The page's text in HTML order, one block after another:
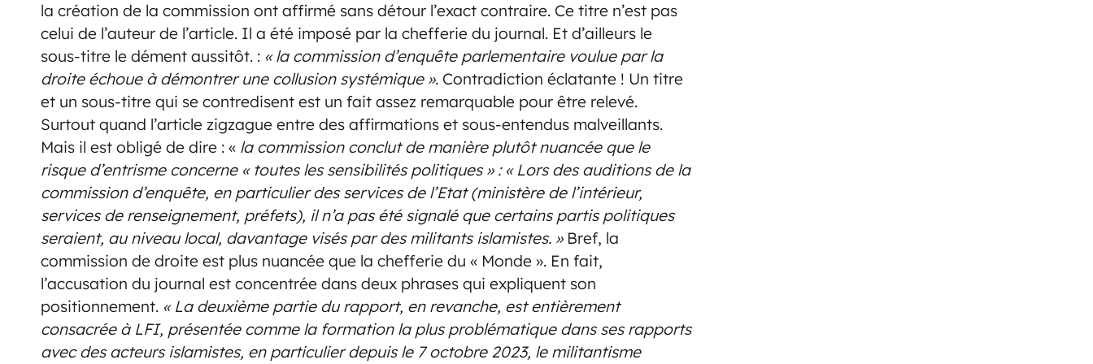
la création de la commission ont affirmé sans détour l’exact contraire. Ce titre n’est pas
celui de l’auteur de l’article. Il a été imposé par la chefferie du journal. Et d’ailleurs le
sous-titre le dément aussitôt. : « la commission d’enquête parlementaire voulue par la
droite échoue à démontrer une collusion systémique ». Contradiction éclatante ! Un titre
et un sous-titre qui se contredisent est un fait assez remarquable pour être relevé.
Surtout quand l’article zigzague entre des affirmations et sous-entendus malveillants.
Mais il est obligé de dire : « la commission conclut de manière plutôt nuancée que le
risque d’entrisme concerne « toutes les sensibilités politiques » : « Lors des auditions de la
commission d’enquête, en particulier des services de l’Etat (ministère de l’intérieur,
services de renseignement, préfets), il n’a pas été signalé que certains partis politiques
seraient, au niveau local, davantage visés par des militants islamistes. » Bref, la
commission de droite est plus nuancée que la chefferie du « Monde ». En fait,
l’accusation du journal est concentrée dans deux phrases qui expliquent son
positionnement. « La deuxième partie du rapport, en revanche, est entièrement
consacrée à LFI, présentée comme la formation la plus problématique dans ses rapports
avec des acteurs islamistes, en particulier depuis le 7 octobre 2023, le militantisme